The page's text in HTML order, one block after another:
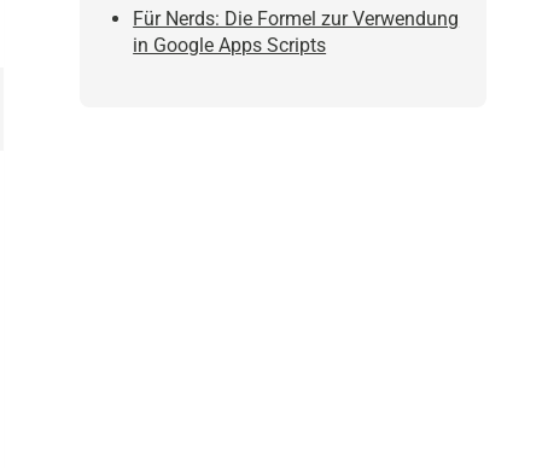
Für Nerds: Die Formel zur Verwendung
in Google Apps Scripts